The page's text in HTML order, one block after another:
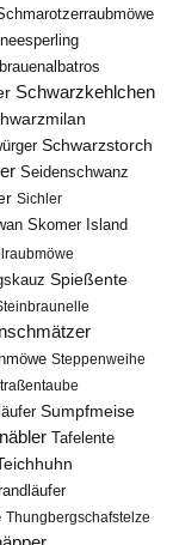
Schwarzkehlchen
Schwarzstorch
Seidenschwanz
Sichler
Skomer Island
Spießente
Steppenweihe
Sumpfmeise
Tafelente
Thungbergschafstelze